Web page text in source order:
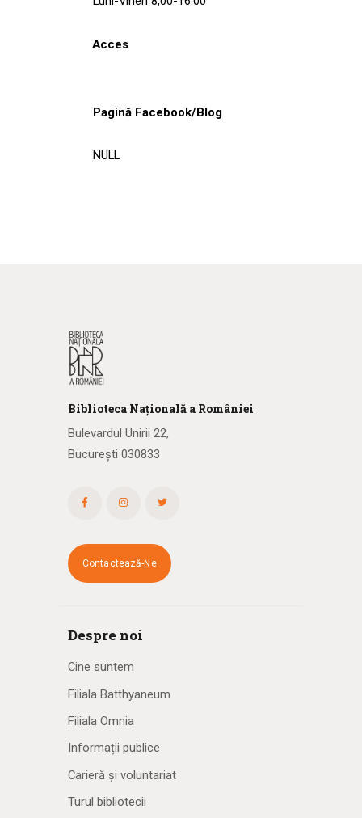
Acces
Pagină Facebook/Blog
NULL
Biblioteca Națională a României
Bulevardul Unirii 22,
București 030833
Contactează-Ne
Despre noi
Cine suntem
Filiala Batthyaneum
Filiala Omnia
Informații publice
Carieră și voluntariat
Turul bibliotecii